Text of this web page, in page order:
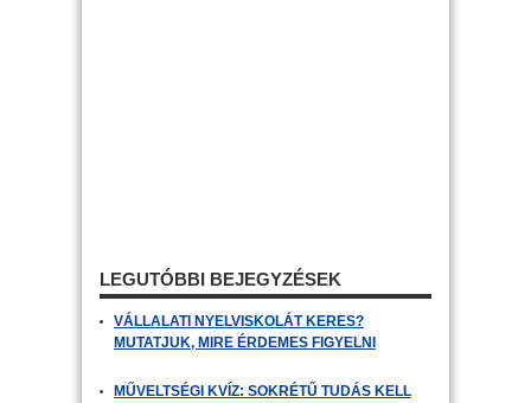
LEGUTÓBBI BEJEGYZÉSEK
VÁLLALATI NYELVISKOLÁT KERES?
MUTATJUK, MIRE ÉRDEMES FIGYELNI
MŰVELTSÉGI KVÍZ: SOKRÉTŰ TUDÁS KELL